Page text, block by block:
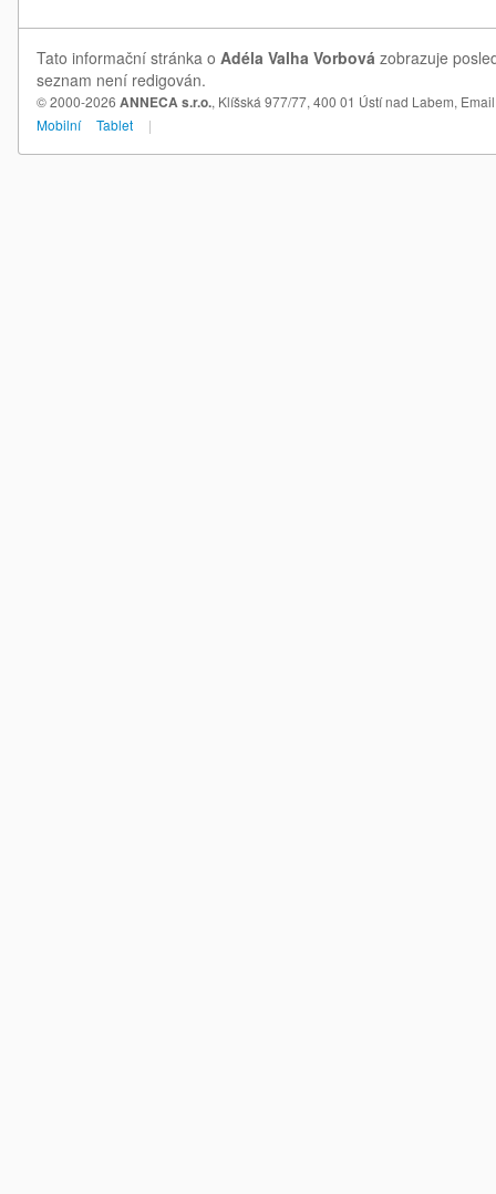
Tato informační stránka o Adéla Valha Vorbová zobrazuje
seznam není redigován.
© 2000-2026 ANNECA s.r.o., Klíšská 977/77, 400 01 Ústí nad Labem,
Mobilní
Tablet |